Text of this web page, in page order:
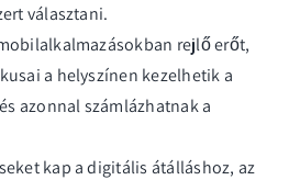
választani.
rejlő erőt,
a helyszínen kezelhetik a
azonnal számlázhatnak a
kap a digitális átálláshoz, az